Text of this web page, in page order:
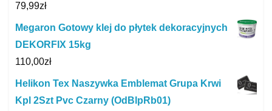
79,99zł
Megaron Gotowy klej do płytek dekoracyjnych
DEKORFIX 15kg
110,00zł
Helikon Tex Naszywka Emblemat Grupa Krwi
Kpl 2Szt Pvc Czarny (OdBlpRb01)